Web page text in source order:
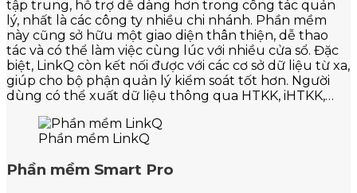
tập trung, hỗ trợ dễ dàng hơn trong công tác quản
lý, nhất là các công ty nhiều chi nhánh. Phần mềm
này cũng sở hữu một giao diện thân thiện, dễ thao
tác và có thể làm việc cùng lúc với nhiều cửa sổ. Đặc
biệt, LinkQ còn kết nối được với các cơ sở dữ liệu từ xa,
giúp cho bộ phận quản lý kiểm soát tốt hơn. Người
dùng có thể xuất dữ liệu thông qua HTKK, iHTKK,…
Phần mềm LinkQ
Phần mềm Smart Pro